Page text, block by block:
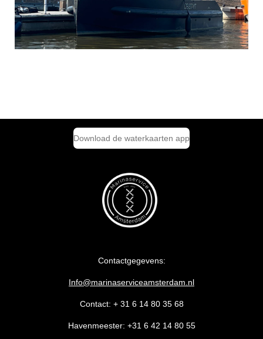
Download de waterkaarten app
Contactgegevens:
Info@marinaserviceamsterdam.nl
Contact: + 31 6 14 80 35 68
Havenmeester: +31 6 42 14 80 55